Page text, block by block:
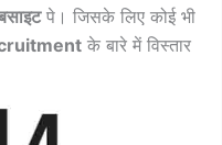
पे। जिसके लिए कोई भी
के बारे में विस्तार